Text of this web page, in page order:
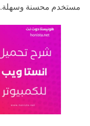
مستخدم محسنة وسهلة.